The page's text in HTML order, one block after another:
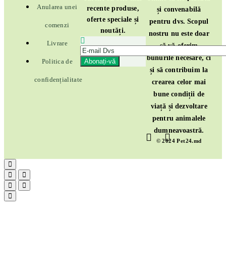
Anularea unei
comenzi
Livrare
Politica de
confidențialitate
și convenabilă
pentru dvs. Scopul
nostru nu este doar
să vă oferim
bunurile necesare, ci
și să contribuim la
crearea celor mai
bune condiții de
viață și dezvoltare
pentru animalele
dumneavoastră.
© 2024 Pet24.md
recente produse,
oferte speciale și
noutăți.